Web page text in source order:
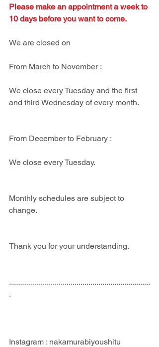
Please make an appointment a week to
10 days before you want to come.
We are closed on
From March to November :
We close every Tuesday and the first
and third Wednesday of every month.
From December to February :
We close every Tuesday.
Monthly schedules are subject to
change.
Thank you for your understanding.
.......................................................................
.
Instagram : nakamurabiyoushitu